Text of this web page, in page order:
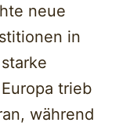
neue
in
trieb
während